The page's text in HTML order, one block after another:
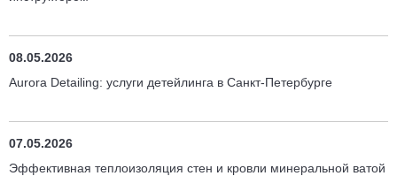
08.05.2026
Aurora Detailing: услуги детейлинга в Санкт-Петербурге
07.05.2026
Эффективная теплоизоляция стен и кровли минеральной ватой